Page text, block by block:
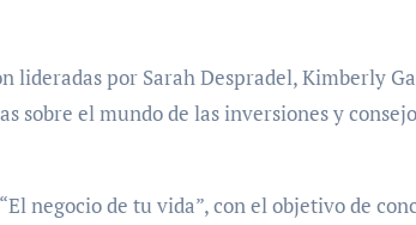
por Sarah Despradel, Kimberly
sobre el mundo de las inversiones y
negocio de tu vida”, con el objetivo de